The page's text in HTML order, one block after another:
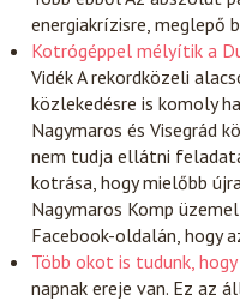
energiakrízisre,
Kotrógéppel mélyítik a
VidékA rekordközeli
közlekedésre is komoly
Nagymaros és Visegrád
nem tudja ellátni
kotrása, hogy mielőbb
Nagymaros Komp
Facebook-oldalán, hogy
Több okot is tudunk,
napnak ereje van. Ez az